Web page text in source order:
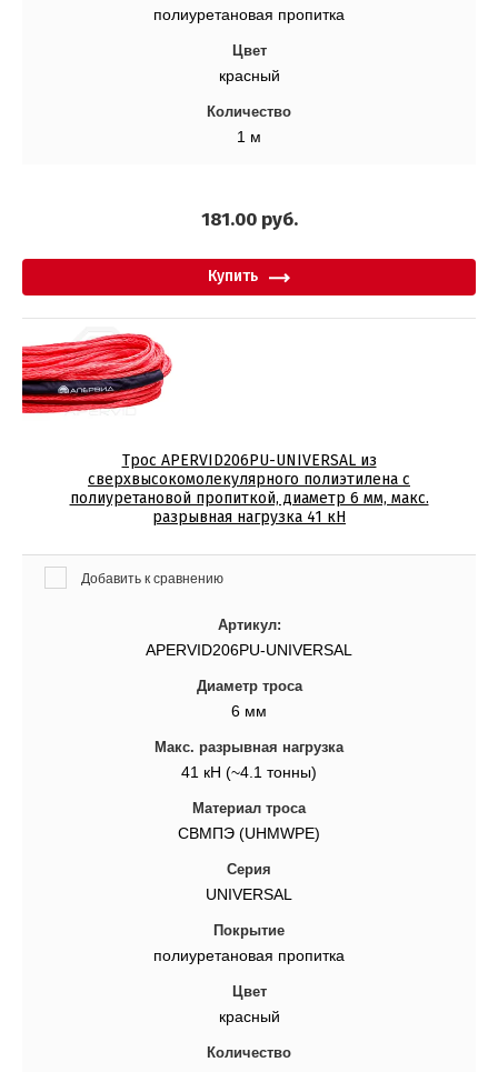
полиуретановая пропитка
Цвет
красный
Количество
1 м
181.00руб.
Купить
Трос APERVID206PU-UNIVERSAL из
сверхвысокомолекулярного полиэтилена с
полиуретановой пропиткой, диаметр 6 мм, макс.
разрывная нагрузка 41 кН
Добавить к сравнению
Артикул:
APERVID206PU-UNIVERSAL
Диаметр троса
6 мм
Макс. разрывная нагрузка
41 кН (~4.1 тонны)
Материал троса
СВМПЭ (UHMWPE)
Серия
UNIVERSAL
Покрытие
полиуретановая пропитка
Цвет
красный
Количество